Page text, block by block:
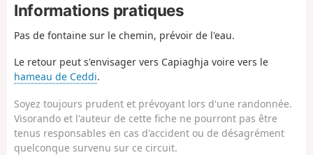
Informations pratiques
Pas de fontaine sur le chemin, prévoir de l'eau.
Le retour peut s'envisager vers Capiaghja voire vers le
hameau de Ceddi.
Soyez toujours prudent et prévoyant lors d'une randonnée.
Visorando et l'auteur de cette fiche ne pourront pas être
tenus responsables en cas d'accident ou de désagrément
quelconque survenu sur ce circuit.